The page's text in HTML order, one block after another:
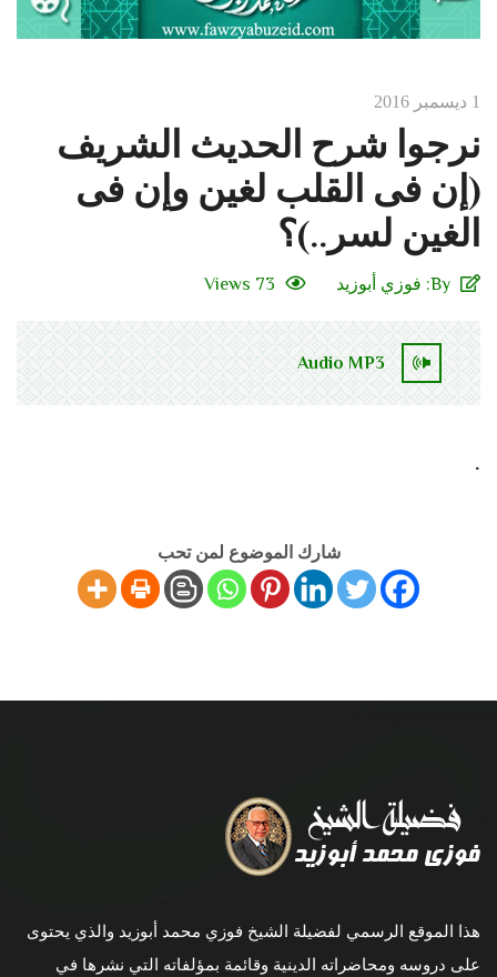
1 ديسمبر 2016
نرجوا شرح الحديث الشريف
(إن فى القلب لغين وإن فى
الغين لسر..)؟
By: فوزي أبوزيد 73 Views
Audio MP3
.
شارك الموضوع لمن تحب
هذا الموقع الرسمي لفضيلة الشيخ فوزي محمد أبوزيد والذي يحتوى
على دروسه ومحاضراته الدينية وقائمة بمؤلفاته التي نشرها في